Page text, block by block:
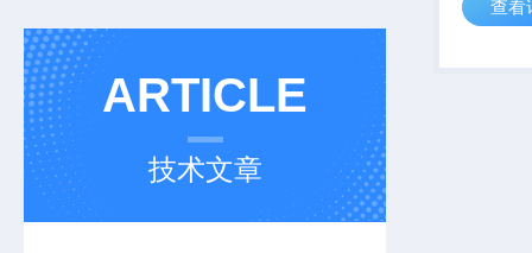
ARTICLE
技术文章
理厂质
学需求。
查看